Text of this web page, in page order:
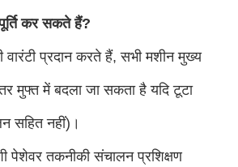
कर सकते हैं?
प्रदान करते हैं, सभी मशीन मुख्य
मुफ्त में बदला जा सकता है यदि टूटा
सहित नहीं)।
पेशेवर तकनीकी संचालन प्रशिक्षण